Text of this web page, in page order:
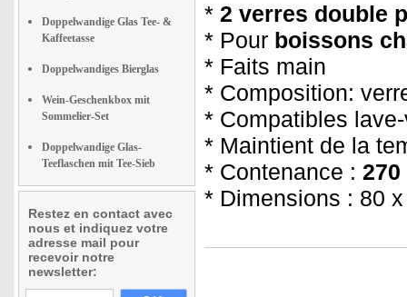
Doppelwandige Glas Tee- &
Kaffeetasse
Doppelwandiges Bierglas
Wein-Geschenkbox mit
Sommelier-Set
Doppelwandige Glas-
Teeflaschen mit Tee-Sieb
Restez en contact avec
nous et indiquez votre
adresse mail pour
recevoir notre
newsletter:
* 2 verres double
* Pour boissons
* Faits main
* Composition:
* Compatibles
* Maintient de la
* Contenance : 270
* Dimensions : 80